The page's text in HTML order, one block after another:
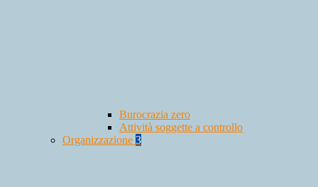
Burocrazia zero
Attività soggette a controllo
Organizzazione 3